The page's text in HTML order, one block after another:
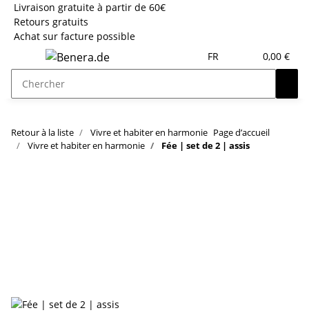
Livraison gratuite à partir de 60€
Retours gratuits
Achat sur facture possible
FR
0,00 €
Retour à la liste Vivre et habiter en harmonie Page d’accueil
Vivre et habiter en harmonie
Fée | set de 2 | assis